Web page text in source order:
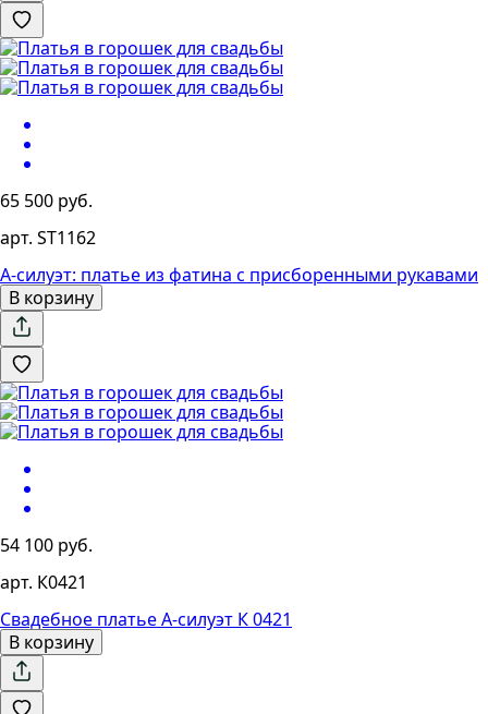
65 500 руб.
арт. ST1162
А-силуэт: платье из фатина с присборенными рукавами
В корзину
54 100 руб.
арт. К0421
Свадебное платье А-силуэт К 0421
В корзину